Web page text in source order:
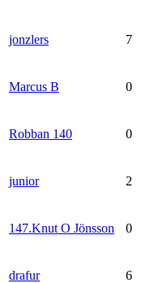
jonzlers 7
Marcus B 0
Robban 140 0
junior 2
147.Knut O Jönsson 0
drafur 6